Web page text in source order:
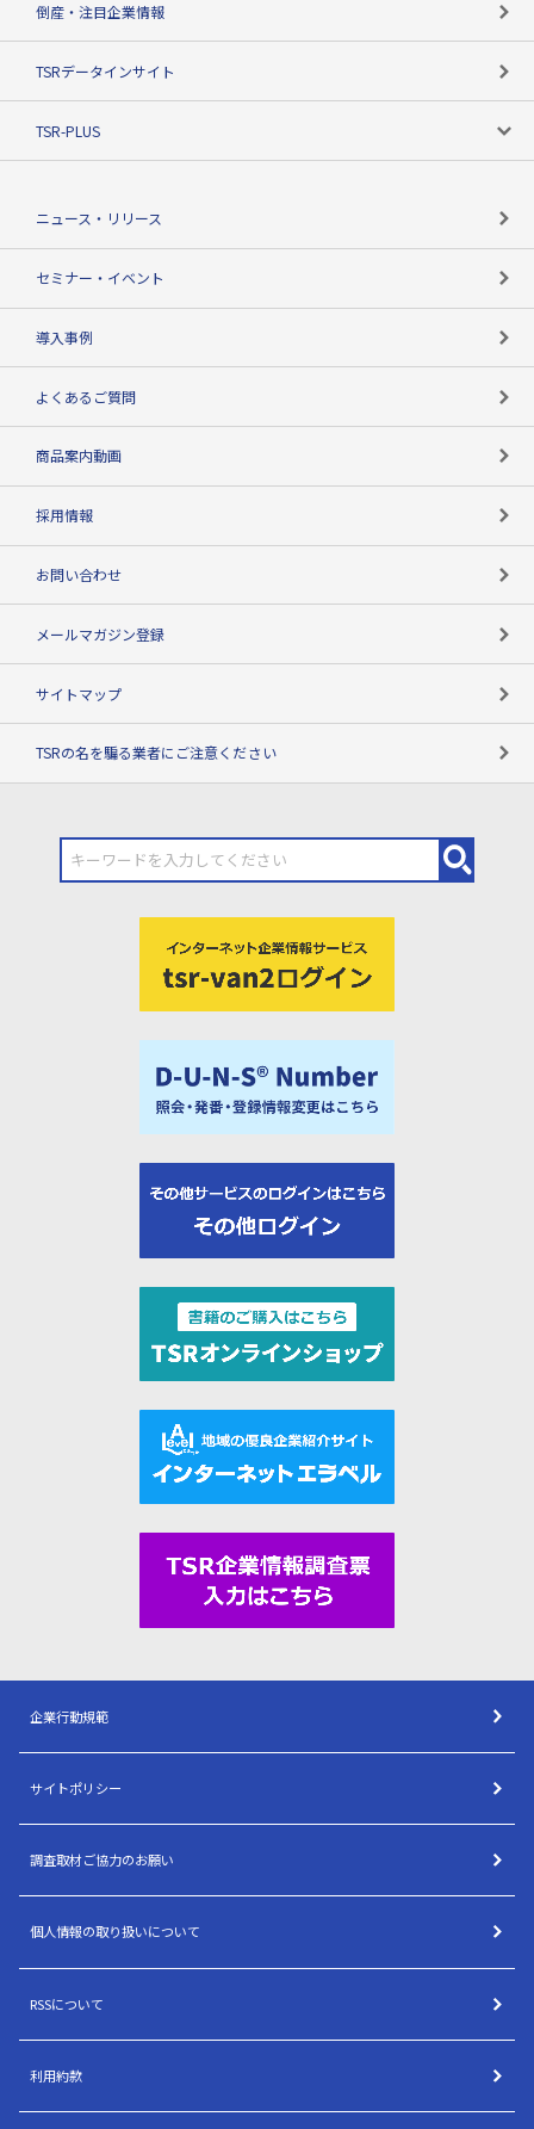
倒産・注目企業情報
TSRデータインサイト
TSR-PLUS
ニュース・リリース
セミナー・イベント
導入事例
よくあるご質問
商品案内動画
採用情報
お問い合わせ
メールマガジン登録
サイトマップ
TSRの名を騙る業者にご注意ください
企業行動規範
サイトポリシー
調査取材ご協力のお願い
個人情報の取り扱いについて
RSSについて
利用約款